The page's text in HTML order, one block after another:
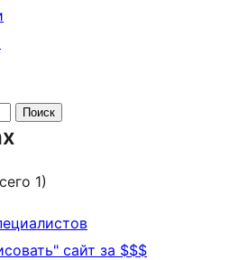
1)
сайт за $$$